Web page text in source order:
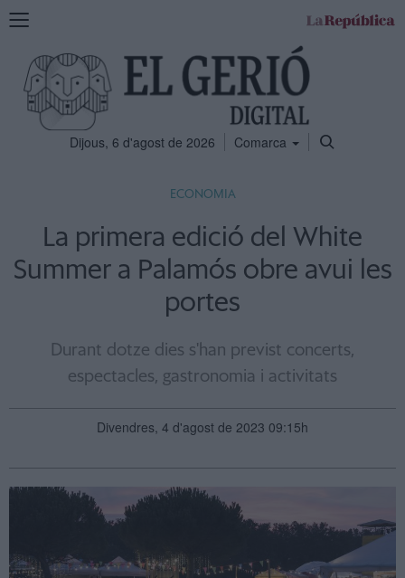
Mostra
navegació
Dijous, 6 d'agost de 2026 Comarca
ECONOMIA
La primera edició del White
Summer a Palamós obre avui les
portes
Durant dotze dies s'han previst concerts,
espectacles, gastronomia i activitats
Divendres, 4 d'agost de 2023 09:15h